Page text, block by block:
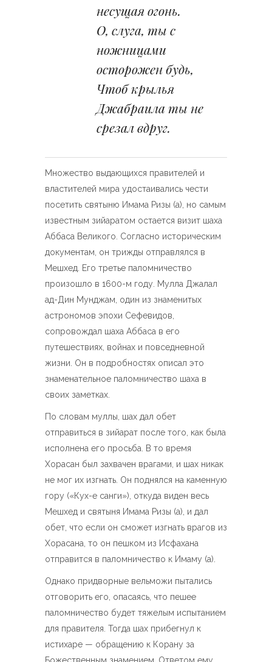
несущая огонь.
О, слуга, ты с
ножницами
осторожен будь,
Чтоб крылья
Джабраила ты не
срезал вдруг.
Множество выдающихся правителей и
властителей мира удостаивались чести
посетить святыню Имама Ризы (а), но самым
известным зийаратом остается визит шаха
Аббаса Великого. Согласно историческим
документам, он трижды отправлялся в
Мешхед. Его третье паломничество
произошло в 1600-м году. Мулла Джалал
ад-Дин Мунджам, один из знаменитых
астрономов эпохи Сефевидов,
сопровождал шаха Аббаса в его
путешествиях, войнах и повседневной
жизни. Он в подробностях описал это
знаменательное паломничество шаха в
своих заметках.
По словам муллы, шах дал обет
отправиться в зийарат после того, как была
исполнена его просьба. В то время
Хорасан был захвачен врагами, и шах никак
не мог их изгнать. Он поднялся на каменную
гору («Кух-е санги»), откуда виден весь
Мешхед и святыня Имама Ризы (а), и дал
обет, что если он сможет изгнать врагов из
Хорасана, то он пешком из Исфахана
отправится в паломничество к Имаму (а).
Однако придворные вельможи пытались
отговорить его, опасаясь, что пешее
паломничество будет тяжелым испытанием
для правителя. Тогда шах прибегнул к
истихаре — обращению к Корану за